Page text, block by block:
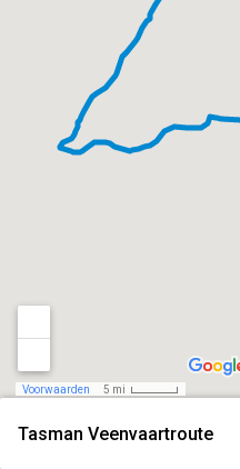
Tasman Veenvaartroute
Voorwaarden 5 mi